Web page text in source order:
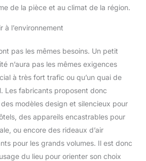
de la pièce et au climat de la région.
à l’environnement
pas les mêmes besoins. Un petit
n’aura pas les mêmes exigences
à très fort trafic ou qu’un quai de
Les fabricants proposent donc
modèles design et silencieux pour
des appareils encastrables pour
ou encore des rideaux d’air
pour les grands volumes. Il est donc
du lieu pour orienter son choix